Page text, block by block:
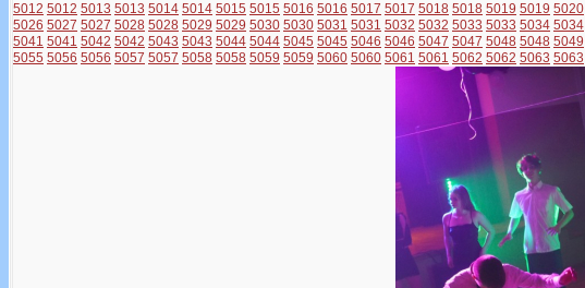
5012 5012 5013 5013 5014 5014 5015 5015 5016 5016 5017 5017 5018 5018 5019 5019 5020
5026 5027 5027 5028 5028 5029 5029 5030 5030 5031 5031 5032 5032 5033 5033 5034 5034
5041 5041 5042 5042 5043 5043 5044 5044 5045 5045 5046 5046 5047 5047 5048 5048 5049
5055 5056 5056 5057 5057 5058 5058 5059 5059 5060 5060 5061 5061 5062 5062 5063 5063